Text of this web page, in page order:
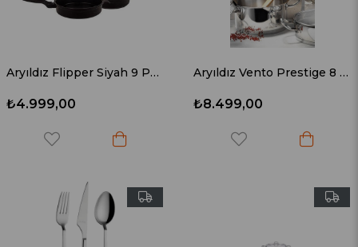
Aryıldız Flipper Siyah 9 Parça Döküm Tencere Seti
₺4.999,00
Aryıldız Vento Prestige 8 Parça Tencere Seti
₺8.499,00